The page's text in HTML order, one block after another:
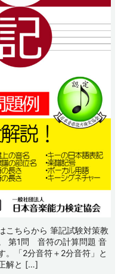
こちらから 筆記試験対策教
第1問 音符の計算問題 音
。「2分音符＋2分音符」と
解と […]